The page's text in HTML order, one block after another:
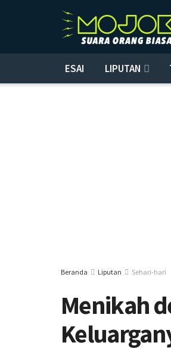
ESAI LIPUTAN
Beranda Liputan Sehari-hari
Menikah